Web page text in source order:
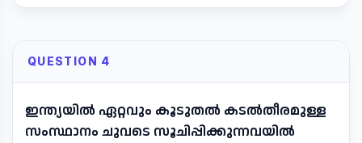
QUESTION 4
ഇന്ത്യയിൽ ഏറ്റവും കൂടുതൽ കടൽതീരമുള്ള
സംസ്ഥാനം ചുവടെ സൂചിപ്പിക്കുന്നവയിൽ